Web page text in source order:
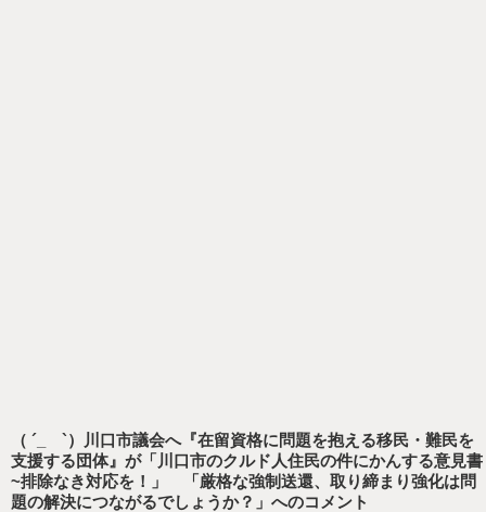
（ ´_ゝ`）川口市議会へ『在留資格に問題を抱える移民・難民を
支援する団体』が「川口市のクルド人住民の件にかんする意見書
~排除なき対応を！」 「厳格な強制送還、取り締まり強化は問
題の解決につながるでしょうか？」 へのコメント